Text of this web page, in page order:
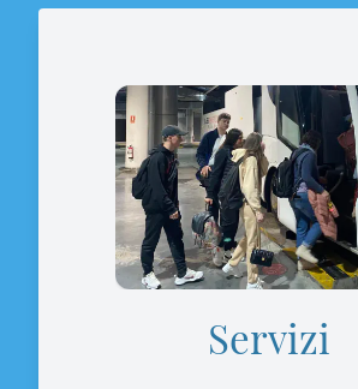
Servizi